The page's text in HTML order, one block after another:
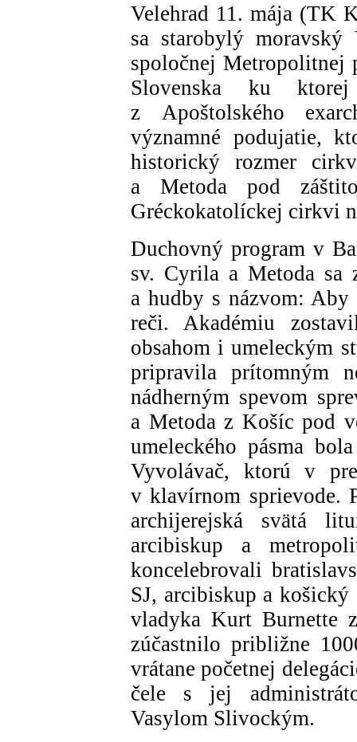
Velehrad 11. mája (TK
sa starobylý moravský
spoločnej Metropolitnej
Slovenska ku
z Apoštolského
významné podujatie,
historický rozmer
a Metoda pod
Gréckokatolíckej cirkvi
Duchovný program v
sv. Cyrila a Metoda sa
a hudby s názvom:
reči. Akadémiu
obsahom i umeleckým
pripravila prítomným
nádherným spevom
a Metoda z Košíc pod
umeleckého pásma
Vyvolávač, ktorú v
v klavírnom sprievode.
archijerejská svätá
arcibiskup a
koncelebrovali
SJ, arcibiskup a
vladyka Kurt Burnette
zúčastnilo približne
vrátane početnej
čele s jej
Vasylom Slivockým.